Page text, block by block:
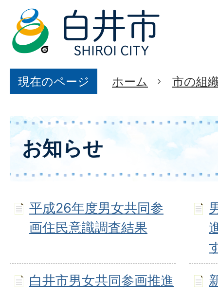
現在のページ ホーム 市の組
お知らせ
平成26年度男女共同参
画住民意識調査結果
白井市男女共同参画推進